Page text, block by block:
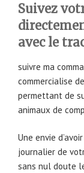
Suivez
avec le
suivre ma
commercialise
permettant de
animaux de
Une envie
journalier de
sans nul doute